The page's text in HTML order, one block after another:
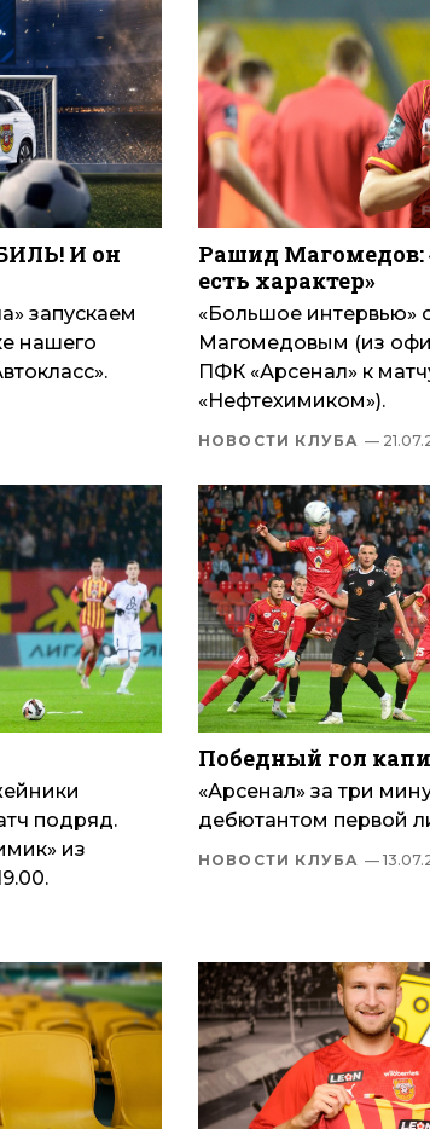
И он
запускаем
нашего
Рашид
есть характер»
«Большое интервью»
Магомедовым (из
ПФК «Арсенал» к
«Нефтехимиком»).
НОВОСТИ КЛУБА —
подряд.
из
Победный гол
«Арсенал» за три
дебютантом первой
НОВОСТИ КЛУБА —